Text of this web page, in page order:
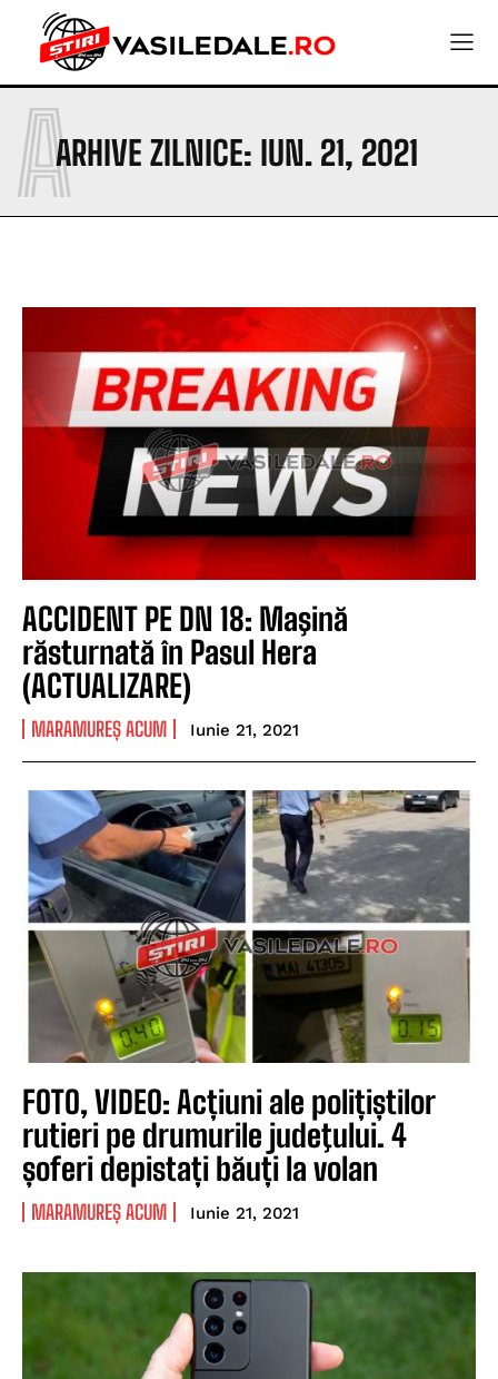
ARHIVE ZILNICE: IUN. 21, 2021
A
ACCIDENT PE DN 18: Maşină
răsturnată în Pasul Hera
(ACTUALIZARE)
MARAMUREȘ ACUM Iunie 21, 2021
FOTO, VIDEO: Acțiuni ale polițiștilor
rutieri pe drumurile judeţului. 4
șoferi depistați băuți la volan
MARAMUREȘ ACUM Iunie 21, 2021